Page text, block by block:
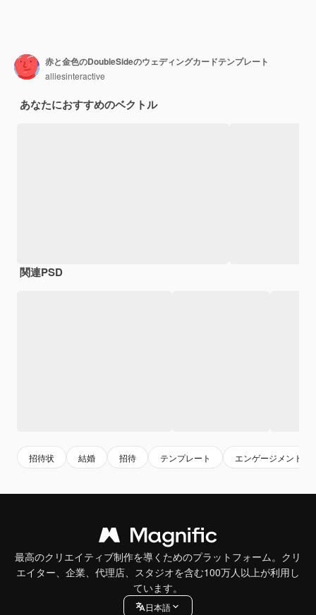
赤と金色のDoubleSideのウェディングカードテンプレート
alliesinteractive
あなたにおすすめのベクトル
関連PSD
招待状 結婚 招待 テンプレート エンゲージメント
最高のクリエイティブ制作を導くためのプラットフォーム。クリ
エイター、企業、代理店、スタジオを含む100万人以上が利用し
ています。
日本語